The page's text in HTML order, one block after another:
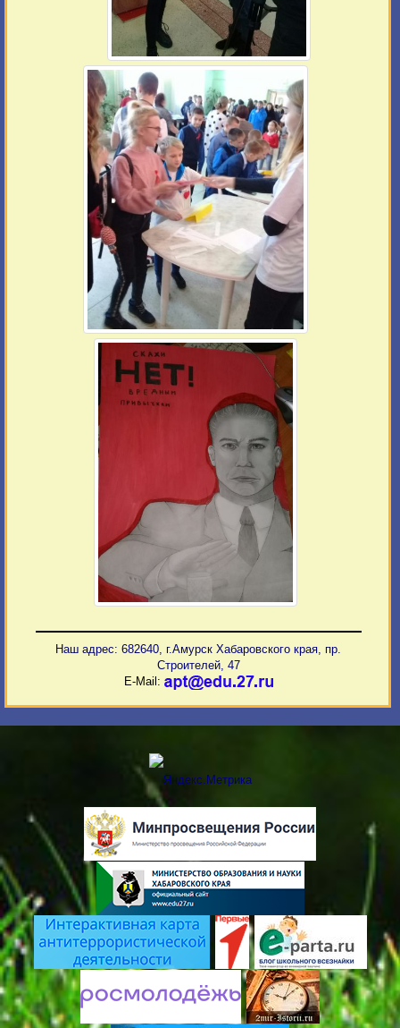
Наш адрес: 682640, г.Амурск Хабаровского края, пр.
Строителей, 47
E-Mail: